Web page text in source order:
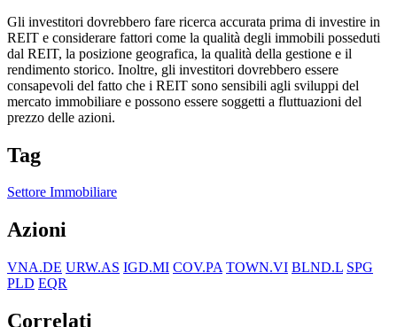
Gli investitori dovrebbero fare ricerca accurata prima di investire in
REIT e considerare fattori come la qualità degli immobili posseduti
dal REIT, la posizione geografica, la qualità della gestione e il
rendimento storico. Inoltre, gli investitori dovrebbero essere
consapevoli del fatto che i REIT sono sensibili agli sviluppi del
mercato immobiliare e possono essere soggetti a fluttuazioni del
prezzo delle azioni.
Tag
Settore Immobiliare
Azioni
VNA.DE URW.AS IGD.MI COV.PA TOWN.VI BLND.L SPG
PLD EQR
Correlati